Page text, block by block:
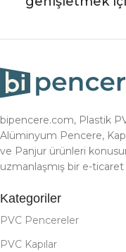
bipencere.com, Plastik
Alüminyum Pencere,
ve Panjur ürünleri
uzmanlaşmış bir e-ticaret
Kategoriler
PVC Pencereler
PVC Kapılar